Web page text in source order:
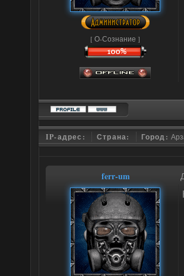
[ О-Сознание ]
IP-адрес: Страна: Город:
ferr-um